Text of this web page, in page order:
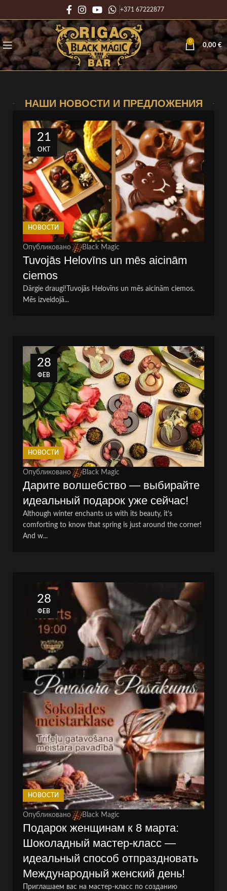
+371 67222877
0
0,00 €
НАШИ НОВОСТИ И ПРЕДЛОЖЕНИЯ
21
ОКТ
НОВОСТИ
Опубликовано Black Magic
Tuvojās Helovīns un mēs aicinām
ciemos
Dārgie draugi!Tuvojās Helovīns un mēs aicinām ciemos.
Mēs izveidojā...
28
ФЕВ
НОВОСТИ
Опубликовано Black Magic
Дарите волшебство — выбирайте
идеальный подарок уже сейчас!
Although winter enchants us with its beauty, it’s
comforting to know that spring is just around the corner!
And w...
28
ФЕВ
НОВОСТИ
Опубликовано Black Magic
Подарок женщинам к 8 марта:
Шоколадный мастер-класс —
идеальный способ отпраздновать
Международный женский день!
Приглашаем вас на мастер-класс по созданию